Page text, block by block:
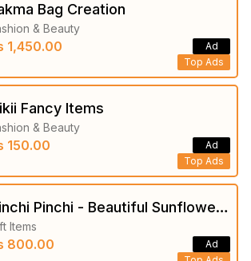
Bag Creation
& Beauty
1,450.00
Top Ads
Ad
Fancy Items
& Beauty
150.00
Top Ads
Ad
Pinchi - Beautiful Sunflower
Items
800.00 Ad